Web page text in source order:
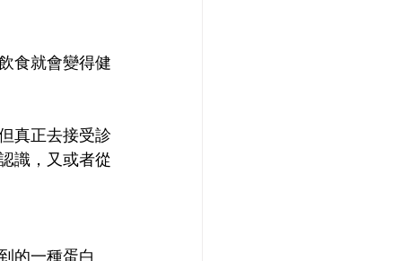
食就會變得健
真正去接受診
識，又或者從
的一種蛋白